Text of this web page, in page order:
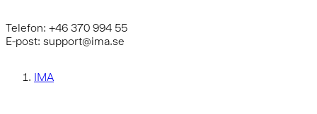
Telefon: +46 370 994 55
E-post: support@ima.se
IMA